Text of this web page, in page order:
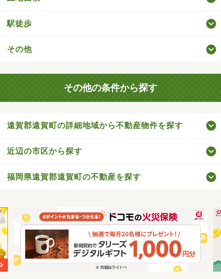
駅徒歩
その他
その他の条件から探す
遠賀郡遠賀町の詳細地域から不動産物件を探す
近辺の市区から探す
福岡県遠賀郡遠賀町の不動産を探す